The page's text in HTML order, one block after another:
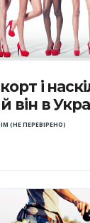
і
він в
(НЕ ПЕРЕВІРЕНО)